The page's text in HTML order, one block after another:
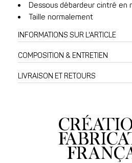
Dessous débardeur cintré en
Taille normalement
INFORMATIONS SUR L'ARTICLE
COMPOSITION & ENTRETIEN
LIVRAISON ET RETOURS